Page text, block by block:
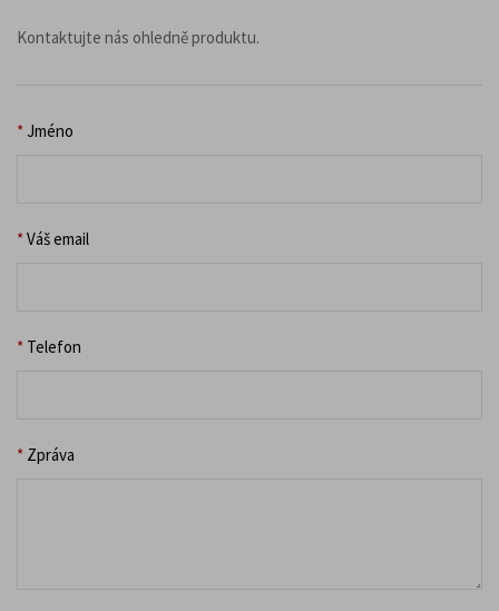
Kontaktujte nás ohledně produktu.
*Jméno
*Váš email
* Telefon
* Zpráva